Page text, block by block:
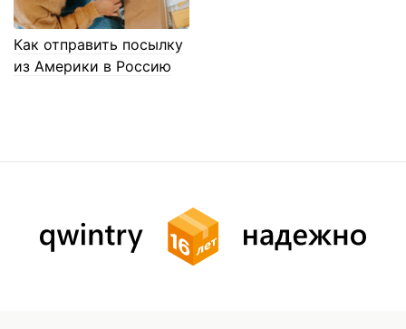
Как отправить посылку
из Америки в Россию